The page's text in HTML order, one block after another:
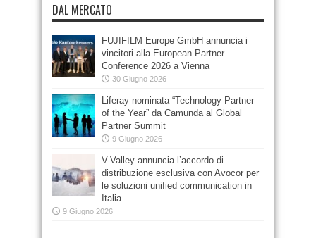
DAL MERCATO
FUJIFILM Europe GmbH annuncia i
vincitori alla European Partner
Conference 2026 a Vienna
30 Giugno 2026
Liferay nominata “Technology Partner
of the Year” da Camunda al Global
Partner Summit
9 Giugno 2026
V-Valley annuncia l’accordo di
distribuzione esclusiva con Avocor per
le soluzioni unified communication in
Italia
9 Giugno 2026